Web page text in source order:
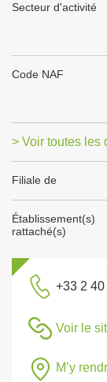
Secteur d'activité
Code NAF
> Voir toutes les
Filiale de
Établissement(s)
rattaché(s)
+33 2
Voir le
M’y